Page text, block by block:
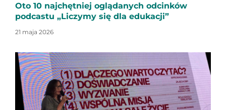
Oto 10 najchętniej oglądanych odcinków
podcastu „Liczymy się dla edukacji”
21 maja 2026